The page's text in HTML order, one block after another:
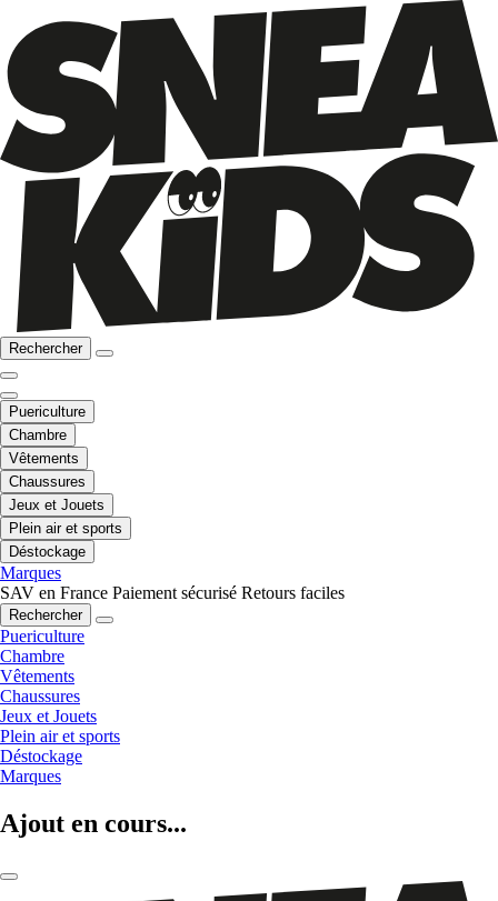
Rechercher
Puericulture
Chambre
Vêtements
Chaussures
Jeux et Jouets
Plein air et sports
Déstockage
Marques
SAV en France Paiement sécurisé Retours faciles
Rechercher
Puericulture
Chambre
Vêtements
Chaussures
Jeux et Jouets
Plein air et sports
Déstockage
Marques
Ajout en cours...